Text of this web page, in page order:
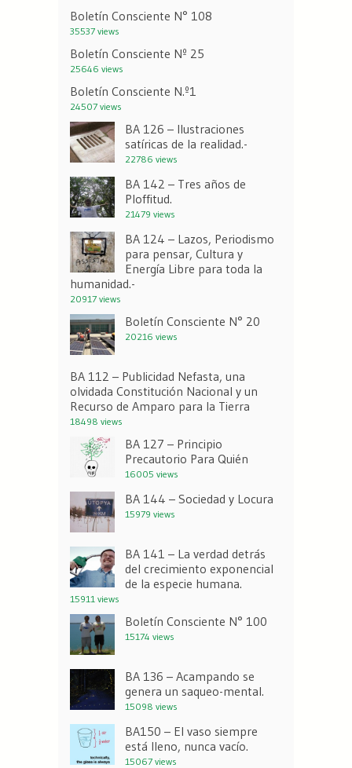
Boletín Consciente N° 108
35537 views
Boletín Consciente Nº 25
25646 views
Boletín Consciente N.º1
24507 views
BA 126 – Ilustraciones
satíricas de la realidad.-
22786 views
BA 142 – Tres años de
Ploffitud.
21479 views
BA 124 – Lazos, Periodismo
para pensar, Cultura y
Energía Libre para toda la
humanidad.-
20917 views
Boletín Consciente N° 20
20216 views
BA 112 – Publicidad Nefasta, una
olvidada Constitución Nacional y un
Recurso de Amparo para la Tierra
18498 views
BA 127 – Principio
Precautorio Para Quién
16005 views
BA 144 – Sociedad y Locura
15979 views
BA 141 – La verdad detrás
del crecimiento exponencial
de la especie humana.
15911 views
Boletín Consciente N° 100
15174 views
BA 136 – Acampando se
genera un saqueo-mental.
15098 views
BA150 – El vaso siempre
está lleno, nunca vacío.
15067 views